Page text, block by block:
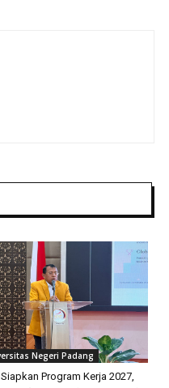
Negeri Padang
Program Kerja 2027,